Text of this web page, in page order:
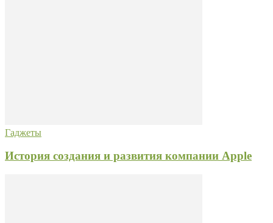
Гаджеты
История создания и развития компании Apple